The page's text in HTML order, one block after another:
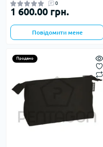
0
1 600.00 грн.
Повідомити мене
Продано